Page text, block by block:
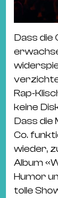
Dass die
Rap-
keine
Dass die
Co.
wieder,
Album
Humor
tolle